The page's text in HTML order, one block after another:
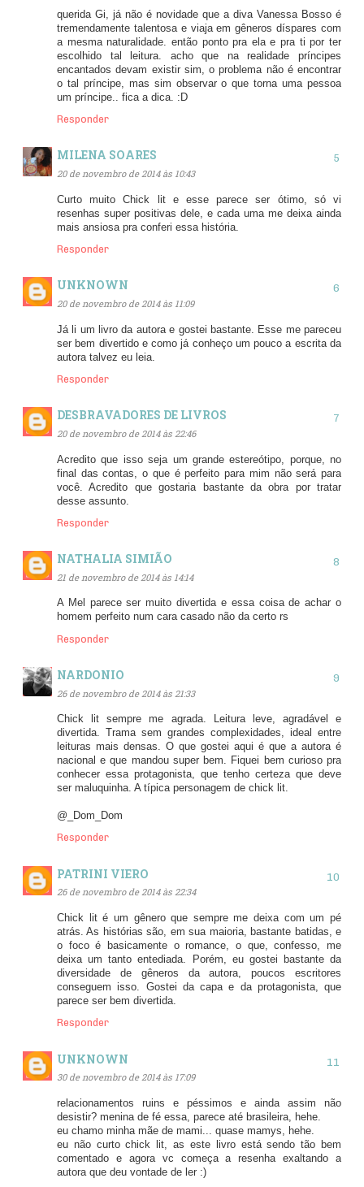
querida Gi, já não é novidade que a diva Vanessa Bosso é
tremendamente talentosa e viaja em gêneros díspares com
a mesma naturalidade. então ponto pra ela e pra ti por ter
escolhido tal leitura. acho que na realidade príncipes
encantados devam existir sim, o problema não é encontrar
o tal príncipe, mas sim observar o que torna uma pessoa
um príncipe.. fica a dica. :D
Responder
MILENA SOARES
20 de novembro de 2014 às 10:43
Curto muito Chick lit e esse parece ser ótimo, só vi
resenhas super positivas dele, e cada uma me deixa ainda
mais ansiosa pra conferi essa história.
Responder
UNKNOWN
20 de novembro de 2014 às 11:09
Já li um livro da autora e gostei bastante. Esse me pareceu
ser bem divertido e como já conheço um pouco a escrita da
autora talvez eu leia.
Responder
DESBRAVADORES DE LIVROS
20 de novembro de 2014 às 22:46
Acredito que isso seja um grande estereótipo, porque, no
final das contas, o que é perfeito para mim não será para
você. Acredito que gostaria bastante da obra por tratar
desse assunto.
Responder
NATHALIA SIMIÃO
21 de novembro de 2014 às 14:14
A Mel parece ser muito divertida e essa coisa de achar o
homem perfeito num cara casado não da certo rs
Responder
NARDONIO
26 de novembro de 2014 às 21:33
Chick lit sempre me agrada. Leitura leve, agradável e
divertida. Trama sem grandes complexidades, ideal entre
leituras mais densas. O que gostei aqui é que a autora é
nacional e que mandou super bem. Fiquei bem curioso pra
conhecer essa protagonista, que tenho certeza que deve
ser maluquinha. A típica personagem de chick lit.
@_Dom_Dom
Responder
PATRINI VIERO
26 de novembro de 2014 às 22:34
Chick lit é um gênero que sempre me deixa com um pé
atrás. As histórias são, em sua maioria, bastante batidas, e
o foco é basicamente o romance, o que, confesso, me
deixa um tanto entediada. Porém, eu gostei bastante da
diversidade de gêneros da autora, poucos escritores
conseguem isso. Gostei da capa e da protagonista, que
parece ser bem divertida.
Responder
UNKNOWN
30 de novembro de 2014 às 17:09
relacionamentos ruins e péssimos e ainda assim não
desistir? menina de fé essa, parece até brasileira, hehe.
eu chamo minha mãe de mami... quase mamys, hehe.
eu não curto chick lit, as este livro está sendo tão bem
comentado e agora vc começa a resenha exaltando a
autora que deu vontade de ler :)